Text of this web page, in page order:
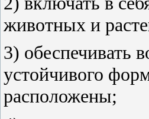
животных и
3) обеспечивать
устойчивого
расположены;